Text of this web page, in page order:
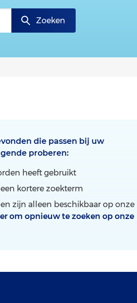
Zoeken
die passen bij uw
proberen:
heeft gebruikt
kortere zoekterm
zijn alleen beschikbaar op onze
om opnieuw te zoeken op onze